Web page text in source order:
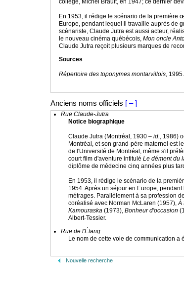
collège, Michel Brault, en 1947; ce dernier
En 1953, il rédige le scénario de la première
Europe, pendant lequel il travaille auprès de
scénariste, Claude Jutra est aussi acteur,
le nouveau cinéma québécois, Mon oncle
Claude Jutra reçoit plusieurs marques de
Sources
Répertoire des toponymes montarvillois, 1995.
Anciens noms officiels [ – ]
Rue Claude-Jutra
Notice biographique
Claude Jutra (Montréal, 1930 – id., 1986)
Montréal, et son grand-père maternel est
de l'Université de Montréal, même s'il
court film d'aventure intitulé Le dément du
diplôme de médecine cinq années plus
En 1953, il rédige le scénario de la
1954. Après un séjour en Europe,
métrages. Parallèlement à sa profession
coréalisé avec Norman McLaren (1957),À
Kamouraska (1973), Bonheur d'occasion
Albert-Tessier.
Rue de l'Étang
Le nom de cette voie de communication
Nouvelle recherche